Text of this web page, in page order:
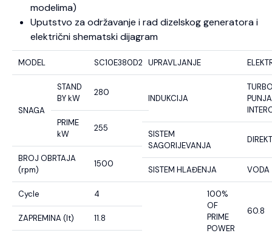
modelima)
Uputstvo za održavanje i rad dizelskog generatora i
električni shematski dijagram
MODEL SC10E380D2
SNAGA
STAND
BY kW
280
PRIME
kW
255
BROJ OBRTAJA
(rpm)
1500
Cycle 4
ZAPREMINA (lt) 11.8
UPRAVLJANJE
INDUKCIJA
SISTEM
SAGORIJEVANJA
SISTEM HLAĐENJA VODA
100%
OF
PRIME
POWER
60.8